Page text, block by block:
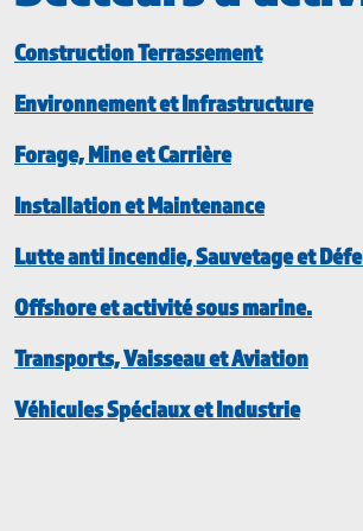
Construction Terrassement
Environnement et Infrastructure
Forage, Mine et Carrière
Installation et Maintenance
Lutte anti incendie, Sauvetage et
Offshore et activité sous marine.
Transports, Vaisseau et Aviation
Véhicules Spéciaux et Industrie